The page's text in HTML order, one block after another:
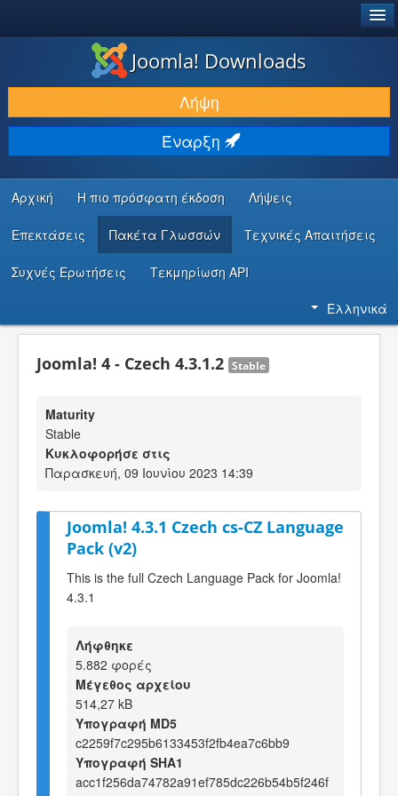
ΛΉΨΕΙΣ & ΕΠΕΚΤΆΣΕΙΣ
ΕΎΡΕΣΗ & ΜΆΘΗΣΗ
ΚΟΙΝΌΤΗΤΑ & ΥΠΟΣΤΉΡΙΞΗ
ΠΌΡΟΙ ΠΡΟΓΡΑΜΜΑΤΙΣΤΏΝ
Joomla! Downloads
Λήψη
Έναρξη
Αρχική Η πιο πρόσφατη έκδοση Λήψεις
Επεκτάσεις Πακέτα Γλωσσών Τεχνικές Απαιτήσεις
Συχνές Ερωτήσεις Τεκμηρίωση API
Ελληνικά
Joomla! 4 - Czech 4.3.1.2 Stable
Maturity
Stable
Κυκλοφορήσε στις
Παρασκευή, 09 Ιουνίου 2023 14:39
Joomla! 4.3.1 Czech cs-CZ Language
Pack (v2)
This is the full Czech Language Pack for Joomla!
4.3.1
Λήφθηκε
5.882 φορές
Μέγεθος αρχείου
514,27 kB
Υπογραφή MD5
c2259f7c295b6133453f2fb4ea7c6bb9
Υπογραφή SHA1
acc1f256da74782a91ef785dc226b54b5f246f